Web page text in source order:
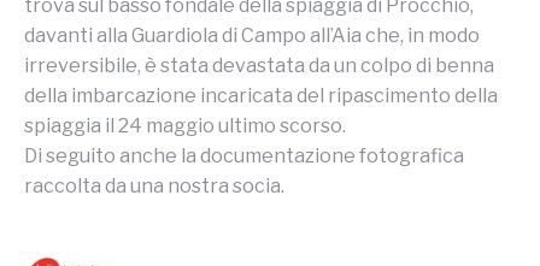
trova sul basso fondale della spiaggia di Procchio,
davanti alla Guardiola di Campo all’Aia che, in modo
irreversibile, è stata devastata da un colpo di benna
della imbarcazione incaricata del ripascimento della
spiaggia il 24 maggio ultimo scorso.
Di seguito anche la documentazione fotografica
raccolta da una nostra socia.